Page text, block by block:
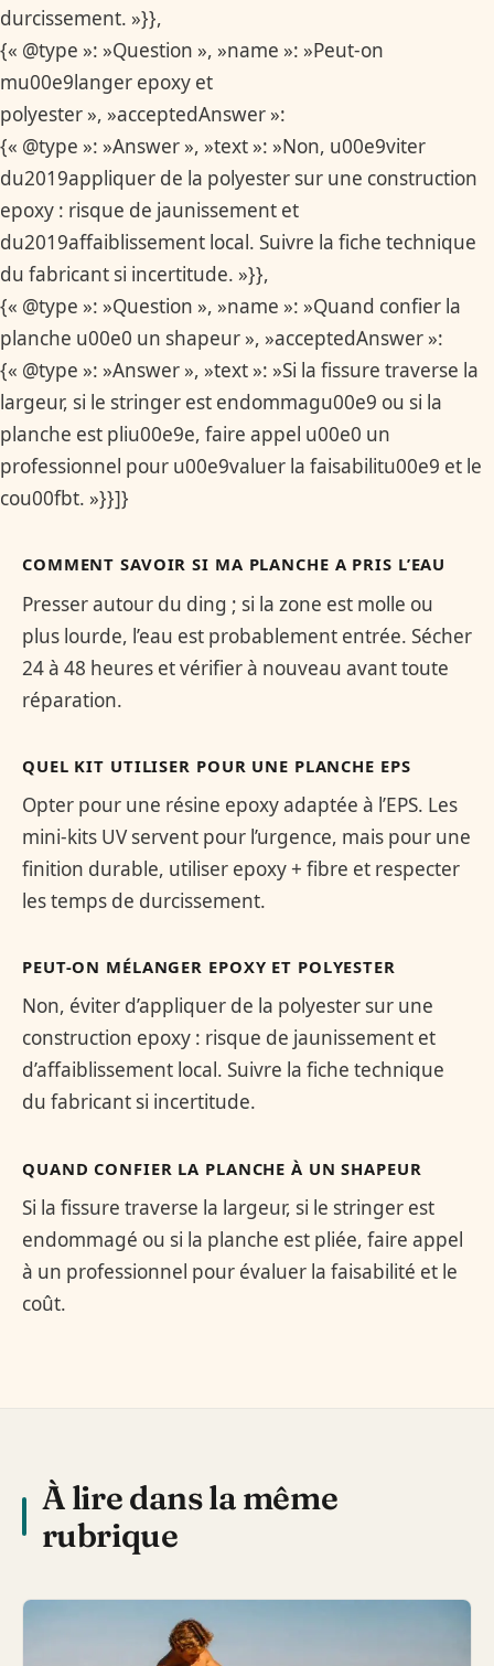
durcissement. »}},
{« @type »: »Question », »name »: »Peut-on
mu00e9langer epoxy et
polyester », »acceptedAnswer »:
{« @type »: »Answer », »text »: »Non, u00e9viter
du2019appliquer de la polyester sur une construction
epoxy : risque de jaunissement et
du2019affaiblissement local. Suivre la fiche technique
du fabricant si incertitude. »}},
{« @type »: »Question », »name »: »Quand confier la
planche u00e0 un shapeur », »acceptedAnswer »:
{« @type »: »Answer », »text »: »Si la fissure traverse la
largeur, si le stringer est endommagu00e9 ou si la
planche est pliu00e9e, faire appel u00e0 un
professionnel pour u00e9valuer la faisabilitu00e9 et le
cou00fbt. »}}]}
COMMENT SAVOIR SI MA PLANCHE A PRIS L’EAU
Presser autour du ding ; si la zone est molle ou
plus lourde, l’eau est probablement entrée. Sécher
24 à 48 heures et vérifier à nouveau avant toute
réparation.
QUEL KIT UTILISER POUR UNE PLANCHE EPS
Opter pour une résine epoxy adaptée à l’EPS. Les
mini-kits UV servent pour l’urgence, mais pour une
finition durable, utiliser epoxy + fibre et respecter
les temps de durcissement.
PEUT-ON MÉLANGER EPOXY ET POLYESTER
Non, éviter d’appliquer de la polyester sur une
construction epoxy : risque de jaunissement et
d’affaiblissement local. Suivre la fiche technique
du fabricant si incertitude.
QUAND CONFIER LA PLANCHE À UN SHAPEUR
Si la fissure traverse la largeur, si le stringer est
endommagé ou si la planche est pliée, faire appel
à un professionnel pour évaluer la faisabilité et le
coût.
À lire dans la même
rubrique